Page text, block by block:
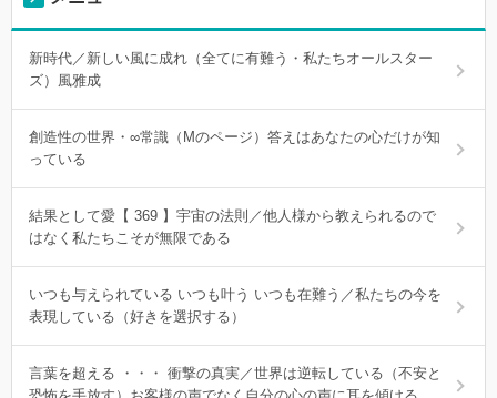
新時代／新しい風に成れ（全てに有難う・私たちオールスター
ズ）風雅成
創造性の世界・∞常識（Mのページ）答えはあなたの心だけが知
っている
結果として愛【 369 】宇宙の法則／他人様から教えられるので
はなく私たちこそが無限である
いつも与えられている いつも叶う いつも在難う／私たちの今を
表現している（好きを選択する）
言葉を超える ・・・ 衝撃の真実／世界は逆転している（不安と